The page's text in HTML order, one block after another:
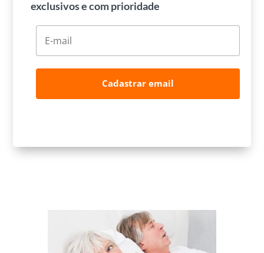
exclusivos e com prioridade
Cadastrar email